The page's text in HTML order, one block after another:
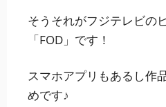
そうそれがフジテレビの
「FOD」です！
スマホアプリもあるし作
めです♪